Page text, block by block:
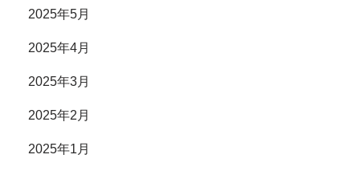
2025年5月
2025年4月
2025年3月
2025年2月
2025年1月